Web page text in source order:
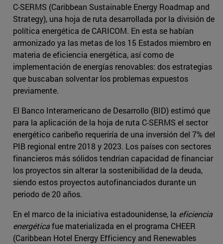
C-SERMS (Caribbean Sustainable Energy Roadmap and
Strategy), una hoja de ruta desarrollada por la división de
política energética de CARICOM. En esta se habían
armonizado ya las metas de los 15 Estados miembro en
materia de eficiencia energética, así como de
implementación de energías renovables: dos estrategias
que buscaban solventar los problemas expuestos
previamente.
El Banco Interamericano de Desarrollo (BID) estimó que
para la aplicación de la hoja de ruta C-SERMS el sector
energético caribeño requeriría de una inversión del 7% del
PIB regional entre 2018 y 2023. Los países con sectores
financieros más sólidos tendrían capacidad de financiar
los proyectos sin alterar la sostenibilidad de la deuda,
siendo estos proyectos autofinanciados durante un
periodo de 20 años.
En el marco de la iniciativa estadounidense, la eficiencia
energéticafue materializada en el programa CHEER
(Caribbean Hotel Energy Efficiency and Renewables